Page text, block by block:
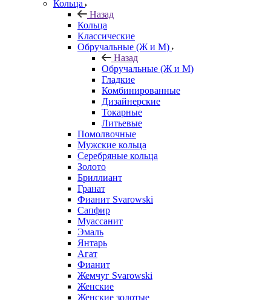
Кольца
Назад
Кольца
Классические
Обручальные (Ж и М)
Назад
Обручальные (Ж и М)
Гладкие
Комбинированные
Дизайнерские
Токарные
Литьевые
Помолвочные
Мужские кольца
Серебряные кольца
Золото
Бриллиант
Гранат
Фианит Svarowski
Сапфир
Муассанит
Эмаль
Янтарь
Агат
Фианит
Жемчуг Svarowski
Женские
Женские золотые